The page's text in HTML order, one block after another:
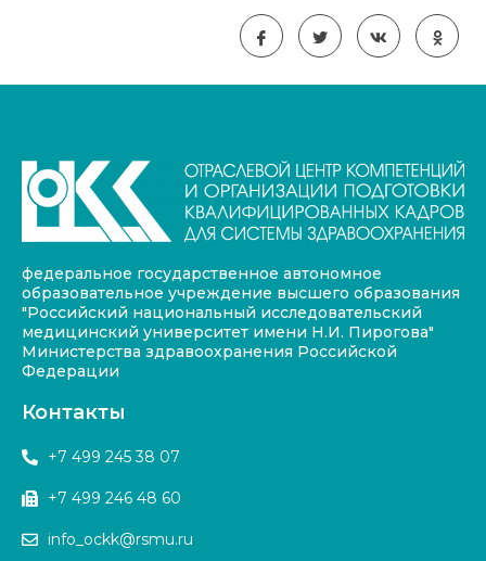
федеральное государственное автономное
образовательное учреждение высшего образования
"Российский национальный исследовательский
медицинский университет имени Н.И. Пирогова"
Министерства здравоохранения Российской
Федерации
Контакты
+7 499 245 38 07
+7 499 246 48 60
info_ockk@rsmu.ru